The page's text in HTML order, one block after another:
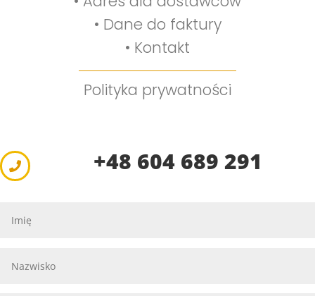
• Dane do faktury
• Kontakt
Polityka prywatności
 +48 604 689 291